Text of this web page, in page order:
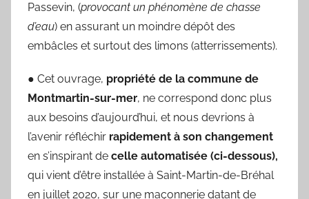
Passevin, (provocant un phénomène de chasse
d’eau) en assurant un moindre dépôt des
embâcles et surtout des limons (atterrissements).
● Cet ouvrage, propriété de la commune de
Montmartin-sur-mer, ne correspond donc plus
aux besoins d’aujourd’hui, et nous devrions à
l’avenir réfléchir rapidement à son changement
en s’inspirant de celle automatisée (ci-dessous),
qui vient d’être installée à Saint-Martin-de-Bréhal
en juillet 2020, sur une maçonnerie datant de